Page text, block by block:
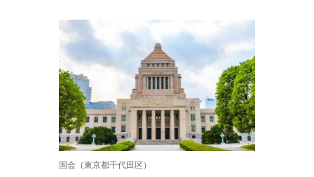
国会（東京都千代田区）